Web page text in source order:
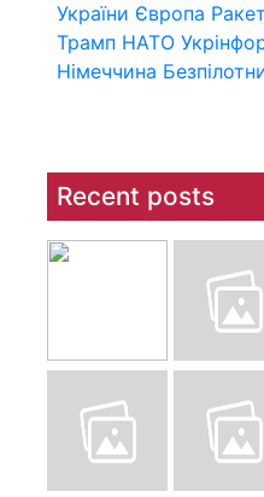
України Європа
Трамп НАТО
Німеччина
Recent posts